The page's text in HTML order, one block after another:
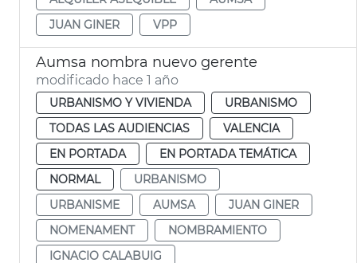
JUAN GINER
VPP
Aumsa nombra nuevo gerente
modificado hace 1 año
URBANISMO Y VIVIENDA
URBANISMO
TODAS LAS AUDIENCIAS
VALENCIA
EN PORTADA
EN PORTADA TEMÁTICA
NORMAL
URBANISMO
URBANISME
AUMSA
JUAN GINER
NOMENAMENT
NOMBRAMIENTO
IGNACIO CALABUIG